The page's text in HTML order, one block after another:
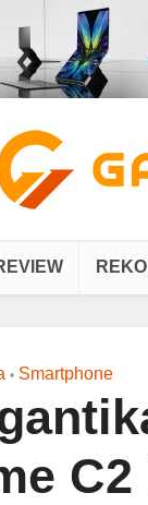
• Smartphone